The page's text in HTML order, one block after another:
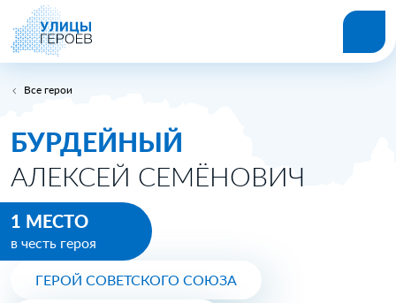
Все герои
БУРДЕЙНЫЙ
АЛЕКСЕЙ СЕМЁНОВИЧ
1 МЕСТО
в честь героя
ГЕРОЙ СОВЕТСКОГО СОЮЗА